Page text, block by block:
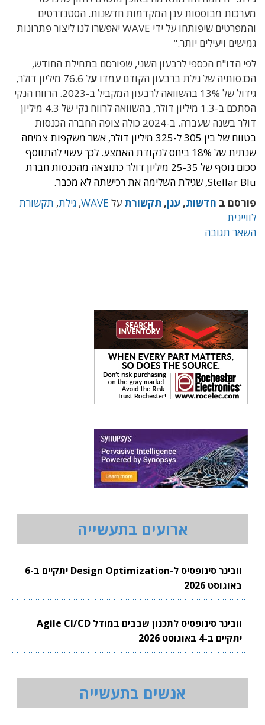
מערכות מבוססות ענן המקדמות חדשנות. הסטנדרטים
והמפרטים שיפותחו על ידי WAVE יאפשרו לנו ליצור פתרונות
גמישים ויעילים יותר."
לפי הדו"ח הכספי לרבעון השני, שפורסם בתחילת החודש,
הכנסותיה של גילת ברבעון הקודם עמדו ע
ל 76.6 מיליון דולר,
גידול של 13% בהשוואה לרבעון המקביל ב-2023. הרווח הנקי
הסתכם ב-1.3 מיליון דולר, בהשוואה לרווח נקי של 4.3 מיליון
דולר בשנה שעברה. ב-2024 כולה צופה החברה הכנסות
בטווח של בין 305 ל-325 מיליון דולר, אשר משקפות צמיחה
שנתית של 18% ביחס לנקודת האמצע. לכך עשוי להתווסף
סכום נוסף של 25-35 מיליון דולר כתוצאה מהכנסות חברת
Stellar Blu, שגילת השלימה את רכישתה לא מכבר.
פורסם ב חדשות, ענן, תקשורת על WAVE
, גילת, תקשורת
לוויינית
השאר תגובה
ארועים בתעשייה
וובינר סינופסיס ל-Design Optimization יתקיים ב-6
באוגוסט 2026
וובינר סינופסיס לתכנון שבבים במודל Agile CI/CD
יתקיים ב-4 באוגוסט 2026
אנשים בתעשייה